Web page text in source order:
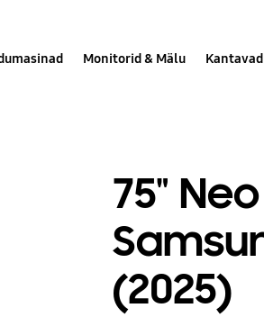
Monitorid & Mälu
75"
(2025)